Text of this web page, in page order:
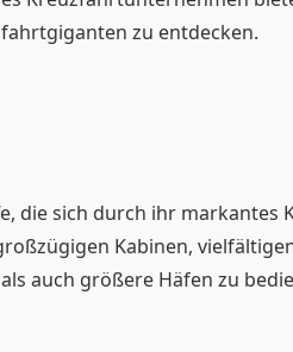
zu entdecken.
die sich durch ihr markantes
Kabinen,
auch größere Häfen zu